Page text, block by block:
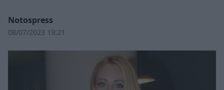
Notospress
08/07/2023 19:21